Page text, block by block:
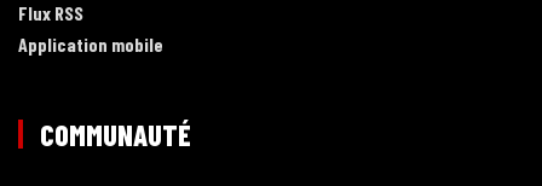
Flux RSS
Application mobile
COMMUNAUTÉ